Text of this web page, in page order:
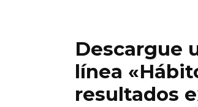
Descargue
línea
resultados